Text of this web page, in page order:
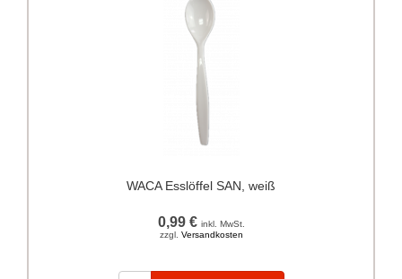
WACA Esslöffel SAN, weiß
0,99 € inkl. MwSt.
zzgl. Versandkosten